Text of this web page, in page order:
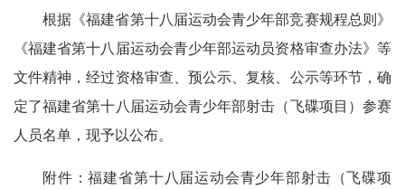
根据《福建省第十八届运动会青少年部竞赛规程总则》
《福建省第十八届运动会青少年部运动员资格审查办法》等
文件精神，经过资格审查、预公示、复核、公示等环节，确
定了福建省第十八届运动会青少年部射击（飞碟项目）参赛
人员名单，现予以公布。
附件：福建省第十八届运动会青少年部射击（飞碟项